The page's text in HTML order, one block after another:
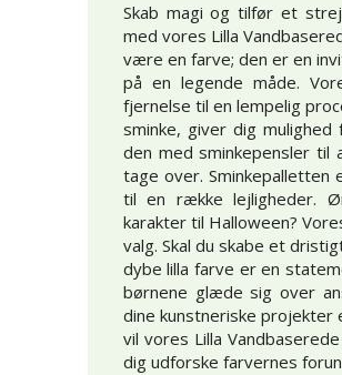
Skab magi og tilfør et
med vores Lilla
være en farve; den er en
på en legende måde.
fjernelse til en lempelig
sminke, giver dig
den med sminkepensler til
tage over. Sminkepalletten
til en række lejligheder.
karakter til Halloween?
valg. Skal du skabe et
dybe lilla farve er en
børnene glæde sig over
dine kunstneriske
vil vores Lilla
dig udforske farvernes